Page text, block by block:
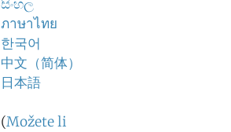
සිංහල
ภาษาไทย
한국어
中文（简体）
日本語
(Možete li